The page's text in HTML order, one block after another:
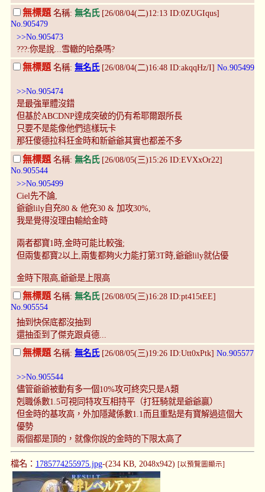
無標題 名稱: 無名氏[26/08/04(二)12:13 ID:0ZUGIqus]
No.905479
>>No.905473
???:你是說...雪轍的哈桑嗎?
無標題名稱: 無名氏[26/08/04(二)16:48 ID:akqqHz/I] No.905499
>>No.905474
是最強單體沒錯
但基於ABCDNP達成突破的仍有希耶爾跟所長
只要不是能像他們這樣玩卡
那狂傻德拉科狂金時和新爺爺其實也都差不多
無標題 名稱: 無名氏[26/08/05(三)15:26 ID:EVXxOr22]
No.905544
>>No.905499
Ciel先不論,
爺爺lily自充80 & 他充30 & 加攻30%,
我是覺得沒理由輸給金時
兩者都寶1時,金時可能比較強;
但兩隻都寶2以上,兩隻都夠火力能打第3T時,爺爺lily就佔優
金時下限高,爺爺是上限高
無標題 名稱: 無名氏[26/08/05(三)16:28 ID:pt415tEE]
No.905554
抽到快保底都沒抽到
還抽歪到了傑克跟貞德...
無標題 名稱: 無名氏[26/08/05(三)19:26 ID:Utt0xPtk] No.905577
>>No.905544
儘管爺爺被動有多一個10%攻可終究只是A類
剋職係數1.5可視同特攻互相持平（打狂騎就是爺爺贏）
但金時的基攻高，外加隱藏係數1.1而且重點是有寶解過這個大
優勢
兩個都是頂的，就像你說的金時的下限太高了
檔名： 1785774255975.jpg-(234 KB, 2048x942) [以預覽圖顯示]